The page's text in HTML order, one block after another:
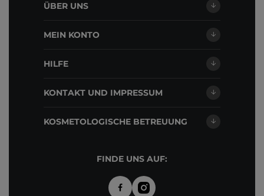
ÜBER UNS
MEIN KONTO
HILFE
KONTAKT UND IMPRESSUM
KOSMETOLOGISCHE BETREUUNG
FINDE UNS AUF: